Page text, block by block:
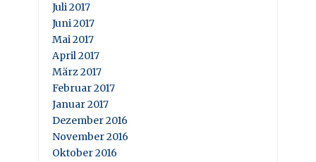
Juli 2017
Juni 2017
Mai 2017
April 2017
März 2017
Februar 2017
Januar 2017
Dezember 2016
November 2016
Oktober 2016